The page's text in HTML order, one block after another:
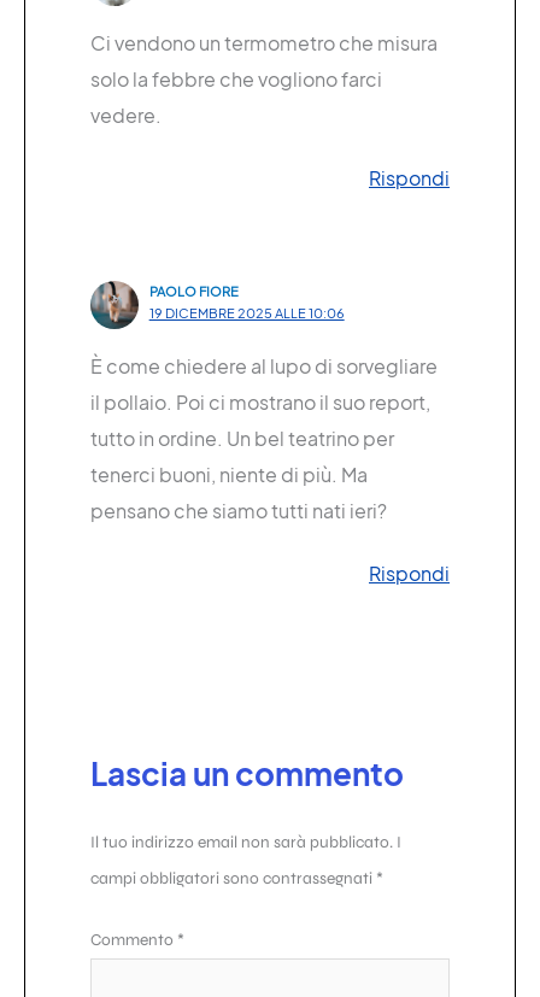
Ci vendono un termometro che misura
solo la febbre che vogliono farci
vedere.
Rispondi
PAOLO FIORE
19 DICEMBRE 2025 ALLE 10:06
È come chiedere al lupo di sorvegliare
il pollaio. Poi ci mostrano il suo report,
tutto in ordine. Un bel teatrino per
tenerci buoni, niente di più. Ma
pensano che siamo tutti nati ieri?
Rispondi
Lascia un commento
Il tuo indirizzo email non sarà pubblicato. I
campi obbligatori sono contrassegnati *
Commento *